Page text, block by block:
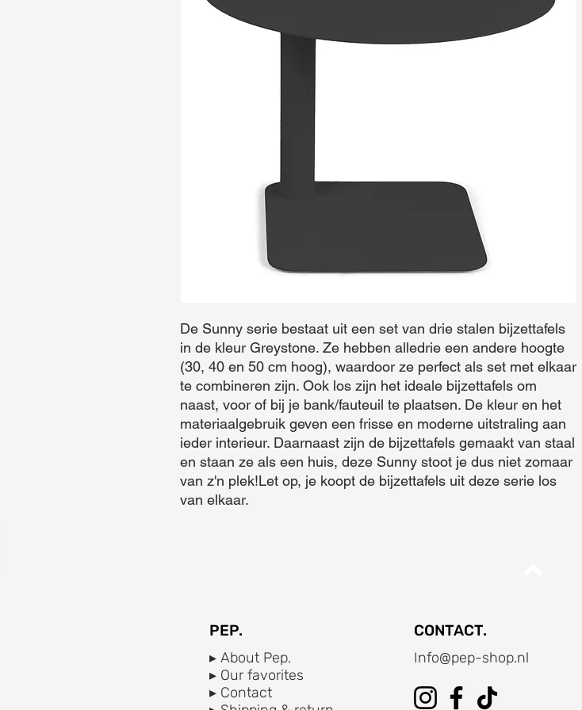
De Sunny serie bestaat uit een set van drie stalen bijzettafels
in de kleur Greystone. Ze hebben alledrie een andere hoogte
(30, 40 en 50 cm hoog), waardoor ze perfect als set met elkaar
te combineren zijn. Ook los zijn het ideale bijzettafels om
naast, voor of bij je bank/fauteuil te plaatsen. De kleur en het
materiaalgebruik geven een frisse en moderne uitstraling aan
ieder interieur. Daarnaast zijn de bijzettafels gemaakt van staal
en staan ze als een huis, deze Sunny stoot je dus niet zomaar
van z'n plek!Let op, je koopt de bijzettafels uit deze serie los
van elkaar.
PEP. CONTACT.
▸ About Pep.
▸ Our favorites
▸ Contact
Info@pep-shop.nl